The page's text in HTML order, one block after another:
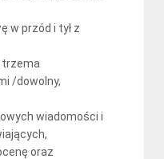
w przód i tył z
trzema
/dowolny,
wiadomości i
oraz